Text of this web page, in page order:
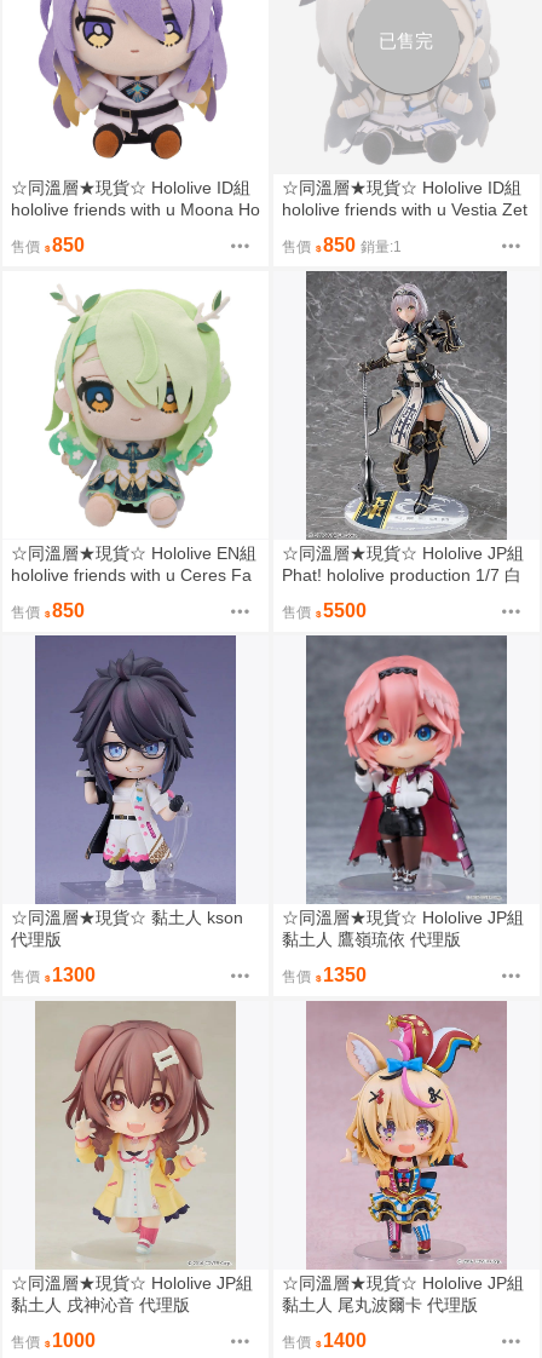
☆同溫層★現貨☆ Hololive ID組
hololive friends with u Moona Ho
售價 850
已售完
☆同溫層★現貨☆ Hololive ID組
hololive friends with u Vestia Zet
售價 850 銷量:1
☆同溫層★現貨☆ Hololive EN組
hololive friends with u Ceres Fa
售價 850
☆同溫層★現貨☆ Hololive JP組
Phat! hololive production 1/7 白
售價 5500
☆同溫層★現貨☆ 黏土人 kson
代理版
售價 1300
☆同溫層★現貨☆ Hololive JP組
黏土人 鷹嶺琉依 代理版
售價 1350
☆同溫層★現貨☆ Hololive JP組
黏土人 戌神沁音 代理版
售價 1000
☆同溫層★現貨☆ Hololive JP組
黏土人 尾丸波爾卡 代理版
售價 1400